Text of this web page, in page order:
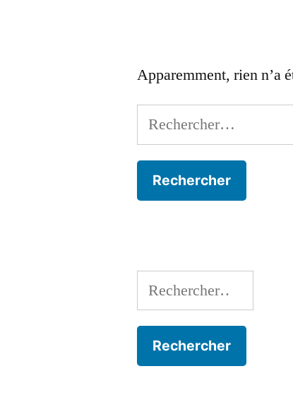
Apparemment, rien n’a
Rechercher :
Rechercher :